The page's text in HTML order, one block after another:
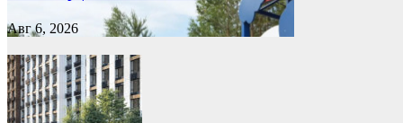
Авг 6, 2026